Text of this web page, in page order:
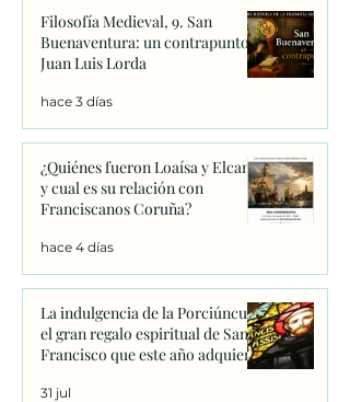
Filosofía Medieval, 9. San
Buenaventura: un contrapunto.
Juan Luis Lorda
hace 3 días
¿Quiénes fueron Loaísa y Elcano
y cual es su relación con
Franciscanos Coruña?
hace 4 días
La indulgencia de la Porciúncula:
el gran regalo espiritual de San
Francisco que este año adquiere
31 jul